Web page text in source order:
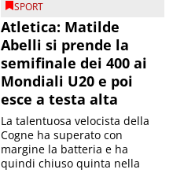
SPORT
Atletica: Matilde
Abelli si prende la
semifinale dei 400 ai
Mondiali U20 e poi
esce a testa alta
La talentuosa velocista della
Cogne ha superato con
margine la batteria e ha
quindi chiuso quinta nella